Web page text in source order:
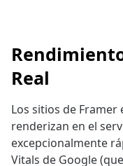
Real
Los sitios de
renderizan en el
excepcionalmente
Vitals de Google